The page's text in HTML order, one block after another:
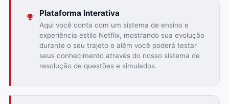
Plataforma Interativa
Aqui você conta com um sistema de ensino e
experiência estilo Netflix, mostrando sua evolução
durante o seu trajeto e além você poderá testar
seus conhecimento através do nosso sistema de
resolução de questões e simulados.